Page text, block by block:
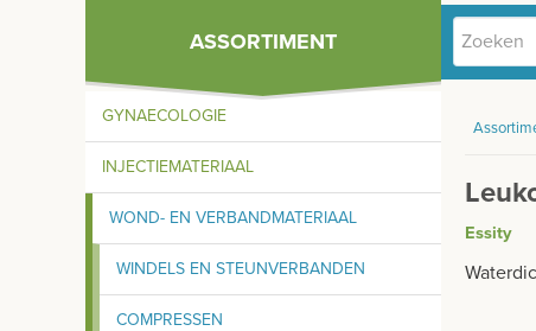
ASSORTIMENT
GYNAECOLOGIE
INJECTIEMATERIAAL
WOND- EN VERBANDMATERIAAL
WINDELS EN STEUNVERBANDEN
COMPRESSEN
Essity